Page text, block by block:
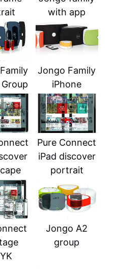
with app
Jongo Family
iPhone
Pure Connect
iPad discover
portrait
Jongo A2
group